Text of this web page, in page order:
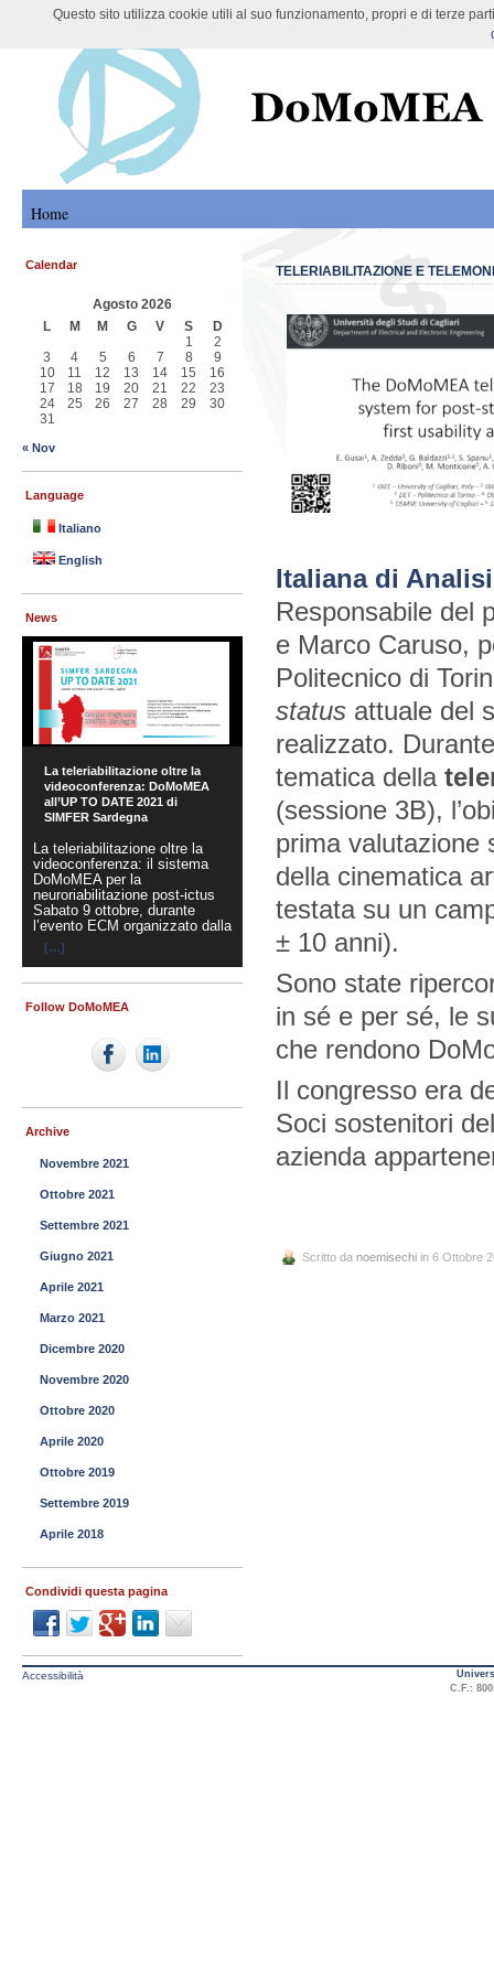
DoMoMEA Project
Home
TELERIABILITAZIONE E
Italiana di
Responsabile del
e Marco Caruso,
Politecnico di
status attuale del
realizzato.
tematica della
(sessione 3B),
prima valutazione
della cinematica
testata su un
± 10 anni).
Sono state
in sé e per sé, le
che rendono
Il congresso era
Soci sostenitori
azienda
Scritto da noemisechi in 6 Ottobre
Calendar
Agosto 2026
L
M M G V S
D
1
2
3
4 5 6 7 8
9
10
11 12 13 14 15
16
17
18 19 20 21 22
23
24
25 26 27 28 29
30
31
« Nov
Language
Italiano
English
News
La teleriabilitazione oltre la
videoconferenza: DoMoMEA
all’UP TO DATE 2021 di
SIMFER Sardegna
La teleriabilitazione oltre la
videoconferenza: il sistema
DoMoMEA per la
neuroriabilitazione post-ictus
Sabato 9 ottobre, durante
l’evento ECM organizzato dalla
[…]
Follow DoMoMEA
Archive
Novembre 2021
Ottobre 2021
Settembre 2021
Giugno 2021
Aprile 2021
Marzo 2021
Dicembre 2020
Novembre 2020
Ottobre 2020
Aprile 2020
Ottobre 2019
Settembre 2019
Aprile 2018
Condividi questa pagina
Accessibilità
C.F.:
Questo sito utilizza cookie utili al suo funzionamento, propri e di terze